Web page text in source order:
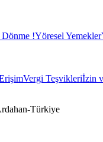
Dönme !Yöresel Yemekler
Vergi Teşvikleriİzin
Türkiye